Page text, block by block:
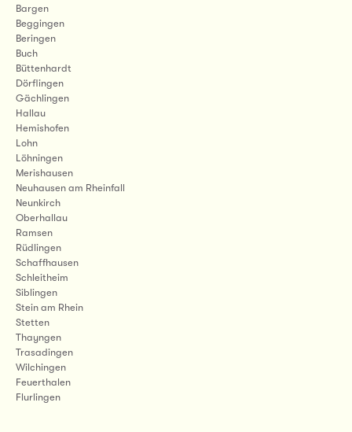
Bargen
Beggingen
Beringen
Buch
Büttenhardt
Dörflingen
Gächlingen
Hallau
Hemishofen
Lohn
Löhningen
Merishausen
Neuhausen am Rheinfall
Neunkirch
Oberhallau
Ramsen
Rüdlingen
Schaffhausen
Schleitheim
Siblingen
Stein am Rhein
Stetten
Thayngen
Trasadingen
Wilchingen
Feuerthalen
Flurlingen